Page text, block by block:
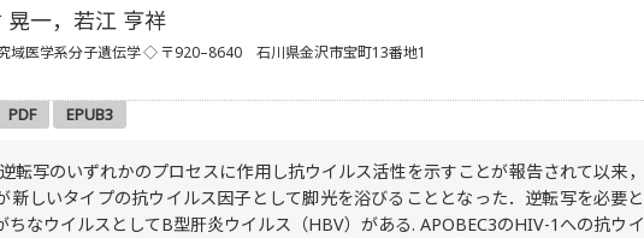
一，若江 亨祥
域医学系分子遺伝学◇ 〒920–8640 石川県金沢市宝町13番地1
PDF EPUB3
転写のいずれかのプロセスに作用し抗ウイルス活性を示すことが報告されて以来，
新しいタイプの抗ウイルス因子として脚光を浴びることとなった．逆転写を必要と
ちなウイルスとしてB型肝炎ウイルス（HBV）がある. APOBEC3のHIV-1への抗ウイ